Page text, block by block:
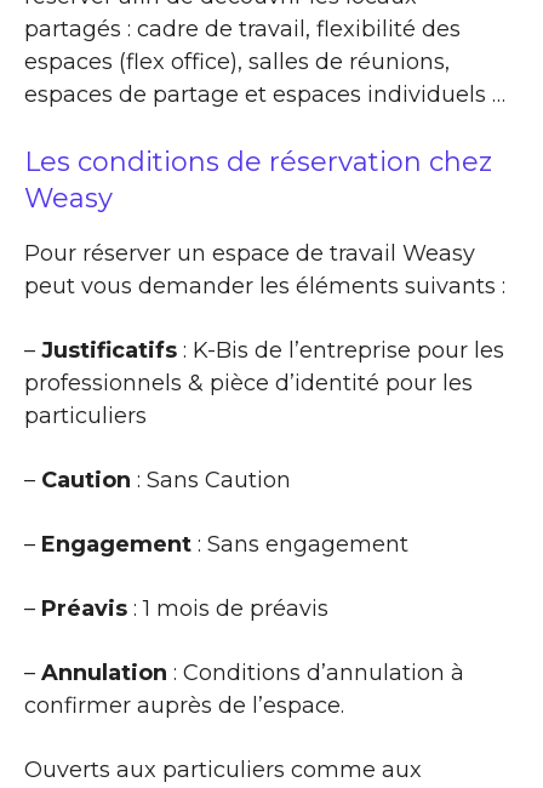
partagés : cadre de travail, flexibilité des
espaces (flex office), salles de réunions,
espaces de partage et espaces individuels …
Les conditions de réservation chez
Weasy
Pour réserver un espace de travail Weasy
peut vous demander les éléments suivants :
– Justificatifs : K-Bis de l’entreprise pour les
professionnels & pièce d’identité pour les
particuliers
– Caution : Sans Caution
– Engagement : Sans engagement
– Préavis : 1 mois de préavis
– Annulation : Conditions d’annulation à
confirmer auprès de l’espace.
Ouverts aux particuliers comme aux